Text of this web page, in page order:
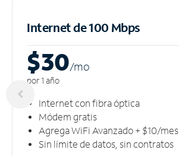
Internet de 100 Mbps
$30/mo
por 1 año
Internet con fibra óptica
Módem gratis
Agrega WiFi Avanzado + $10/mes
Sin límite de datos, sin contratos